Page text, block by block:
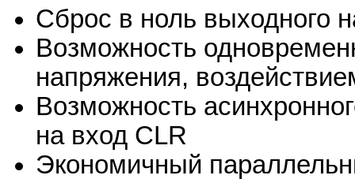
Сброс в ноль выходного
Возможность
напряжения,
Возможность
на вход CLR
Экономичный